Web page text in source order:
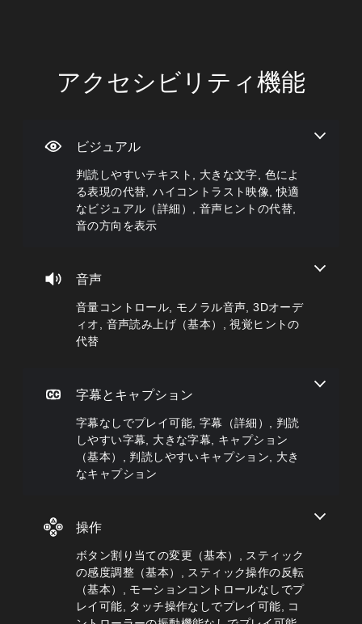
アクセシビリティ機能
ビジュアル
判読しやすいテキスト, 大きな文字, 色によ
る表現の代替, ハイコントラスト映像, 快適
なビジュアル（詳細）, 音声ヒントの代替,
音の方向を表示
判
読
す
テ
キ
ス
ト
ュ
ー
や
ス
テ
ー
表
示
の
文
字
を
読
す
く
表
示
で
き
ま
音声
音量コントロール, モノラル音声, 3Dオーデ
ィオ, 音声読み上げ（基本）, 視覚ヒントの
代替
音
量
ト
ー
ル
個
々
量
を
下
げ
た
り
で
き
ま
す
。
モ
ル
音
声
す
べ
て
字幕とキャプション
字幕なしでプレイ可能, 字幕（詳細）, 判読
しやすい字幕, 大きな字幕, キャプション
（基本）, 判読しやすいキャプション, 大き
なキャプション
字
幕
で
レ
イ
可
能
に
よ
る
会
話
が
、
字
幕
な
し
で
プ
で
き
ま
す
。
字
操作
ボタン割り当ての変更（基本）, スティック
の感度調整（基本）, スティック操作の反転
（基本）, モーションコントロールなしでプ
レイ可能, タッチ操作なしでプレイ可能, コ
ボ
タ
り
て
の
変
更
本
）
プ
リ
セ
レ
ア
ウ
ト
を
り
ボ
タ
ン
配
置
難
易
整
詳
細
）
ゲ
の
難
易
度
を
変
た
り
、
ア
シ
ス
ト
を
有
効
に
す
る
こ
と